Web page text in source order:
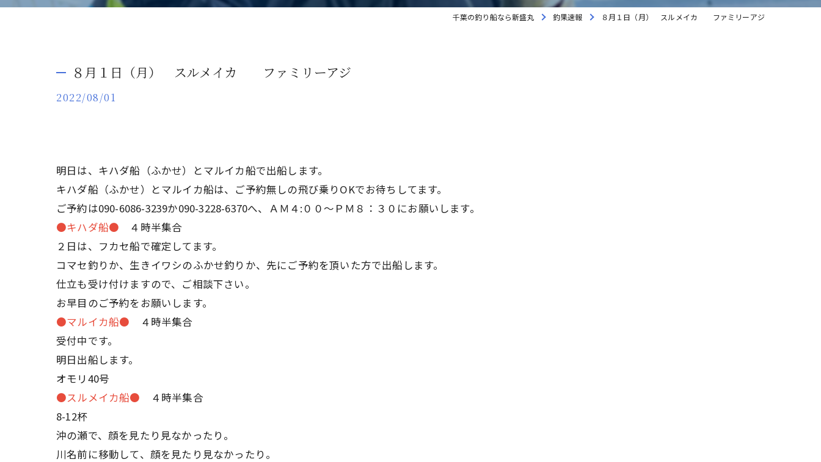
千葉の釣り船なら新盛丸 釣果速報 ８月１日（月） スルメイカ ファミリーアジ
８月１日（月） スルメイカ ファミリーアジ
2022/08/01
明日は、キハダ船（ふかせ）とマルイカ船で出船します。
キハダ船（ふかせ）とマルイカ船は、ご予約無しの飛び乗りOKでお待ちしてます。
ご予約は090-6086-3239か090-3228-6370へ、ＡＭ４:００～ＰＭ８：３０にお願いします。
●キハダ船● ４時半集合
２日は、フカセ船で確定してます。
コマセ釣りか、生きイワシのふかせ釣りか、先にご予約を頂いた方で出船します。
仕立も受け付けますので、ご相談下さい。
お早目のご予約をお願いします。
●マルイカ船● ４時半集合
受付中です。
明日出船します。
オモリ40号
●スルメイカ船● ４時半集合
8-12杯
沖の瀬で、顔を見たり見なかったり。
川名前に移動して、顔を見たり見なかったり。